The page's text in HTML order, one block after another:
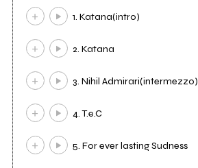
1. Katana(intro)
2. Katana
3. Nihil Admirari(intermezzo)
4. T.e.C
5. For ever lasting Sudness